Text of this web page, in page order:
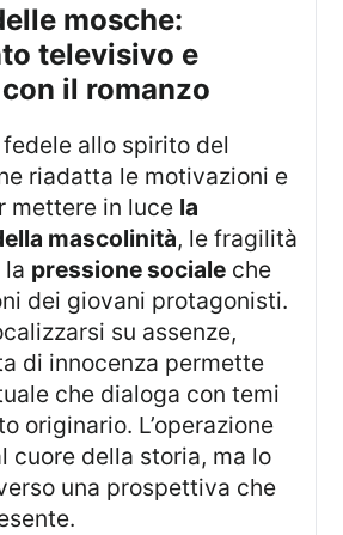
televisivo e
il romanzo
riadatta le motivazioni e
mettere in luce la
mascolinità, le fragilità
la pressione sociale che
dei giovani protagonisti.
su assenze,
di innocenza permette
che dialoga con temi
originario. L’operazione
cuore della storia, ma lo
una prospettiva che